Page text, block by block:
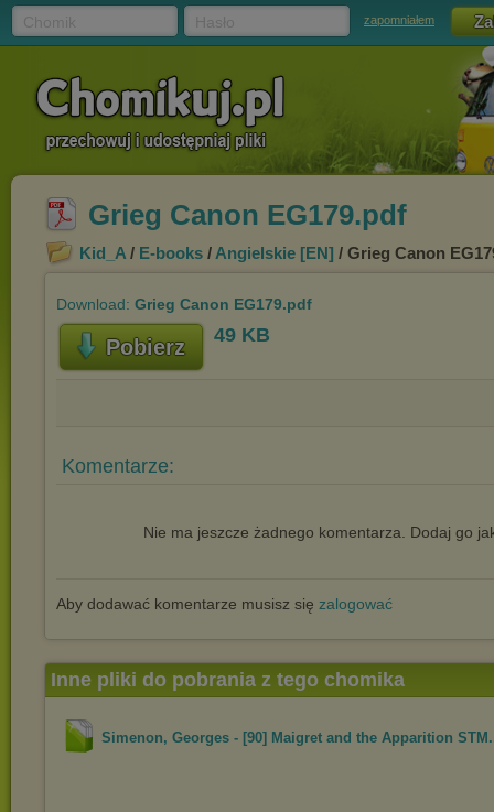
zapomniałem
Grieg Canon EG179.pdf
Kid_A / E-books / Angielskie [EN] / Grieg Canon
Download: Grieg Canon EG179.pdf
Pobierz 49 KB
Komentarze:
Nie ma jeszcze żadnego komentarza. Dodaj go
Aby dodawać komentarze musisz się zalogować
Inne pliki do pobrania z tego chomika
Simenon, Georges - [90] Maigret and the Apparition